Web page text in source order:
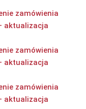
zamówienia
aktualizacja
zamówienia
aktualizacja
zamówienia
aktualizacja